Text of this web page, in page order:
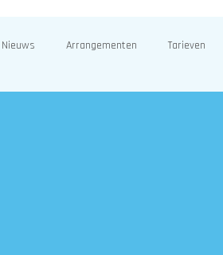
Nieuws Arrangementen Tarieven